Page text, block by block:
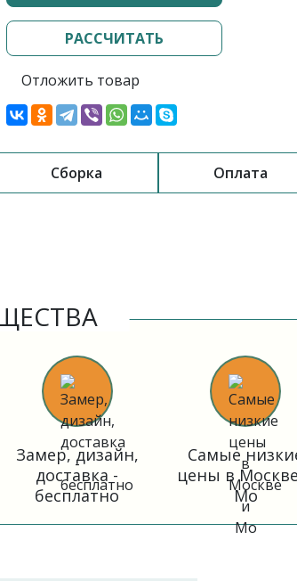
РАССЧИТАТЬ
Отложить товар
Сборка Оплата
Замер, дизайн,
доставка -
бесплатно
Самые
цены в
Мо